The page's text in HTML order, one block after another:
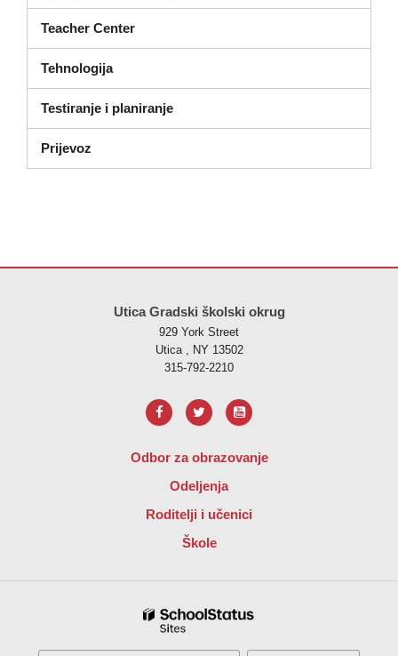
Teacher Center
Tehnologija
Testiranje i planiranje
Prijevoz
Utica Gradski školski okrug
929 York Street
Utica , NY 13502
315-792-2210
Odbor za obrazovanje
Odeljenja
Roditelji i učenici
Škole